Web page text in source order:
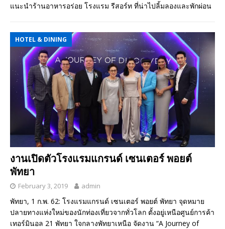
แนะนำร้านอาหารอร่อย โรงแรม รีสอร์ท ที่น่าไปลิ้มลองและพักผ่อน
HOTEL & DINING
งานเปิดตัวโรงแรมแกรนด์ เซนเตอร์ พอยต์
พัทยา
February 3, 2019 admin
พัทยา, 1 ก.พ. 62: โรงแรมแกรนด์ เซนเตอร์ พอยต์ พัทยา จุดหมาย
ปลายทางแห่งใหม่ของนักท่องเที่ยวจากทั่วโลก ตั้งอยู่เหนือศูนย์การค้า
เทอร์มินอล 21 พัทยา ใจกลางพัทยาเหนือ จัดงาน “A Journey of